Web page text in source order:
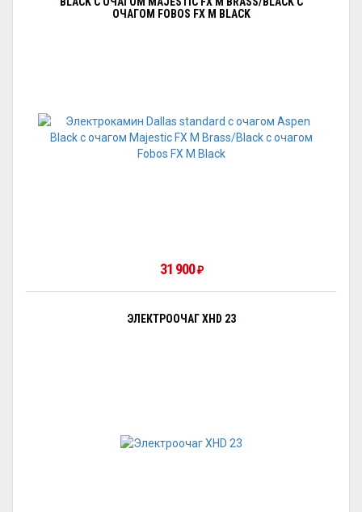
ОЧАГОМ FOBOS FX M BLACK
31 900 ₽
ЭЛЕКТРООЧАГ XHD 23